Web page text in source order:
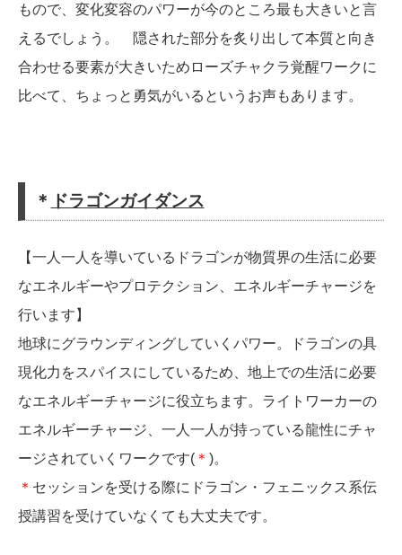
もので、変化変容のパワーが今のところ最も大きいと言
えるでしょう。 隠された部分を炙り出して本質と向き
合わせる要素が大きいためローズチャクラ覚醒ワークに
比べて、ちょっと勇気がいるというお声もあります。
＊ ドラゴンガイダンス
【一人一人を導いているドラゴンが物質界の生活に必要
なエネルギーやプロテクション、エネルギーチャージを
行います】
地球にグラウンディングしていくパワー。ドラゴンの具
現化力をスパイスにしているため、地上での生活に必要
なエネルギーチャージに役立ちます。ライトワーカーの
エネルギーチャージ、一人一人が持っている龍性にチャ
ージされていくワークです( ＊ )。
＊ セッションを受ける際にドラゴン・フェニックス系伝
授講習を受けていなくても大丈夫です。